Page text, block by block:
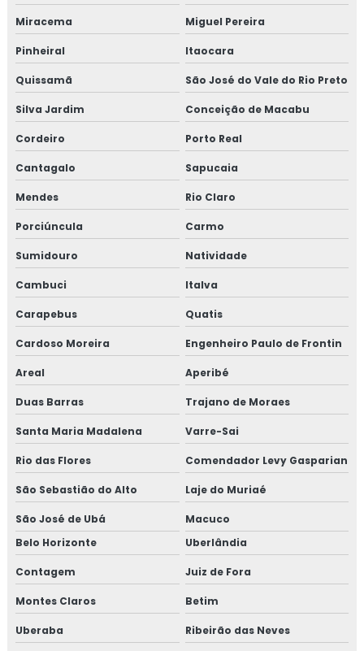
Miracema Miguel Pereira
Pinheiral Itaocara
Quissamã São José do Vale do Rio Preto
Silva Jardim Conceição de Macabu
Cordeiro Porto Real
Cantagalo Sapucaia
Mendes Rio Claro
Porciúncula Carmo
Sumidouro Natividade
Cambuci Italva
Carapebus Quatis
Cardoso Moreira Engenheiro Paulo de Frontin
Areal Aperibé
Duas Barras Trajano de Moraes
Santa Maria Madalena Varre-Sai
Rio das Flores Comendador Levy Gasparian
São Sebastião do Alto Laje do Muriaé
São José de Ubá
Macuco
Belo Horizonte
Uberlândia
Contagem Juiz de Fora
Montes Claros Betim
Uberaba Ribeirão das Neves